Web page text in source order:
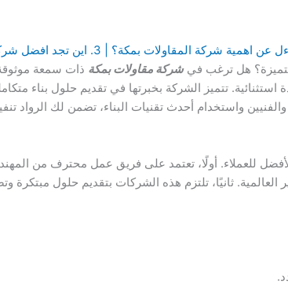
هل ترغب فيشركة مقاولات بمكة ذات سمعة
استثنائية. تتميز الشركة بخبرتها في تقديم حلول بناء
واستخدام أحدث تقنيات البناء، تضمن لك الرواد
للعملاء. أولًا، تعتمد على فريق عمل محترف من
ثانيًا، تلتزم هذه الشركات بتقديم حلول مبتكرة